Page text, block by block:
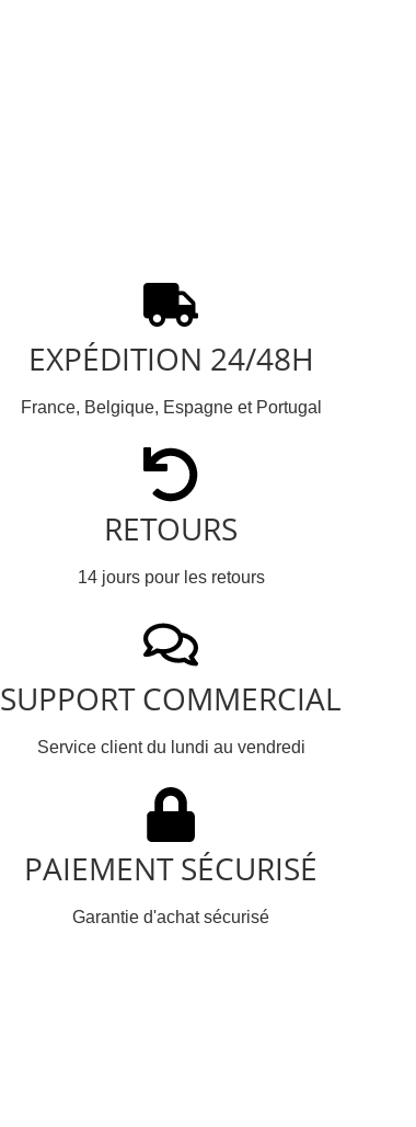
EXPÉDITION 24/48H
France, Belgique, Espagne et Portugal
RETOURS
14 jours pour les retours
SUPPORT COMMERCIAL
Service client du lundi au vendredi
PAIEMENT SÉCURISÉ
Garantie d'achat sécurisé